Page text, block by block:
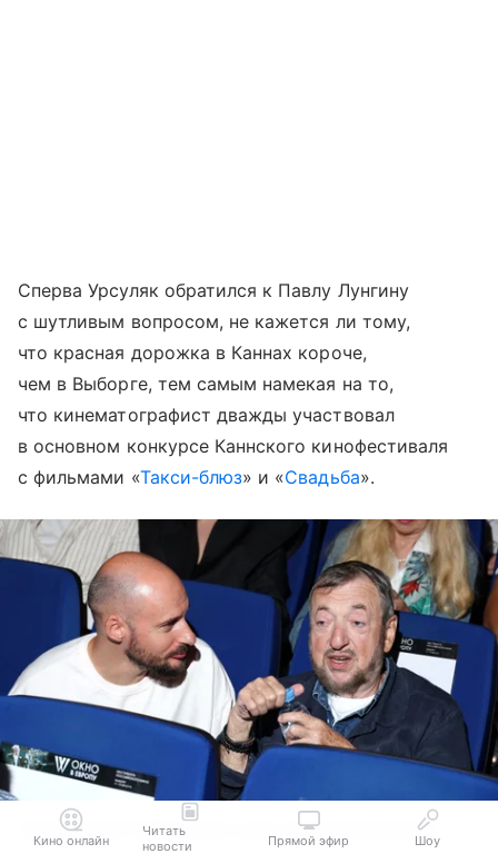
Сперва Урсуляк обратился к Павлу Лунгину
с шутливым вопросом, не кажется ли тому,
что красная дорожка в Каннах короче,
чем в Выборге, тем самым намекая на то,
что кинематографист дважды участвовал
в основном конкурсе Каннского кинофестиваля
с фильмами «Такси-блюз» и «Свадьба».
Савва Минаев и Павел Лунгин, фото: Геннадий Авраменко
Кино онлайн
Читать
новости
Прямой эфир Шоу